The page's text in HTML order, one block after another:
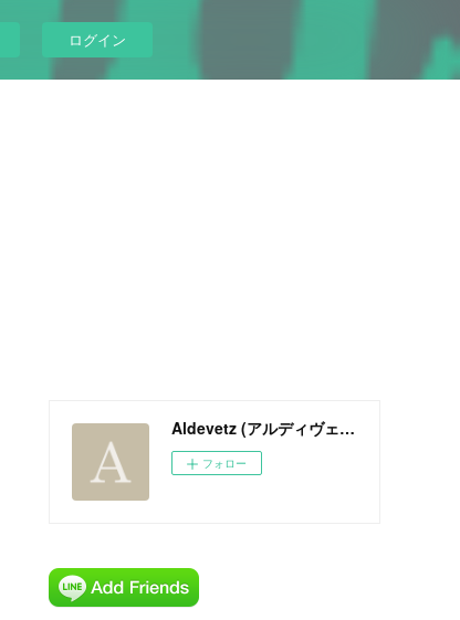
ログイン
Aldevetz (アルディヴェッツ) Official Web Site
フォロー